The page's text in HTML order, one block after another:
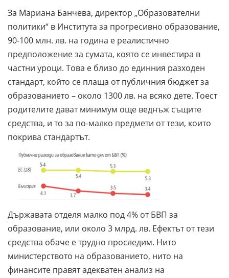
За Мариана Банчева, директор „Образователни
политики“ в Института за прогресивно образование,
90-100 млн. лв. на година е реалистично
предположение за сумата, която се инвестира в
частни уроци. Това е близо до единния разходен
стандарт, който се плаща от публичния бюджет за
образованието – около 1300 лв. на всяко дете. Тоест
родителите дават минимум още веднъж същите
средства, и то за по-малко предмети от тези, които
покрива стандартът.
Държавата отделя малко под 4% от БВП за
образование, или около 3 млрд. лв. Ефектът от тези
средства обаче е трудно проследим. Нито
министерството на образованието, нито на
финансите правят адекватен анализ на